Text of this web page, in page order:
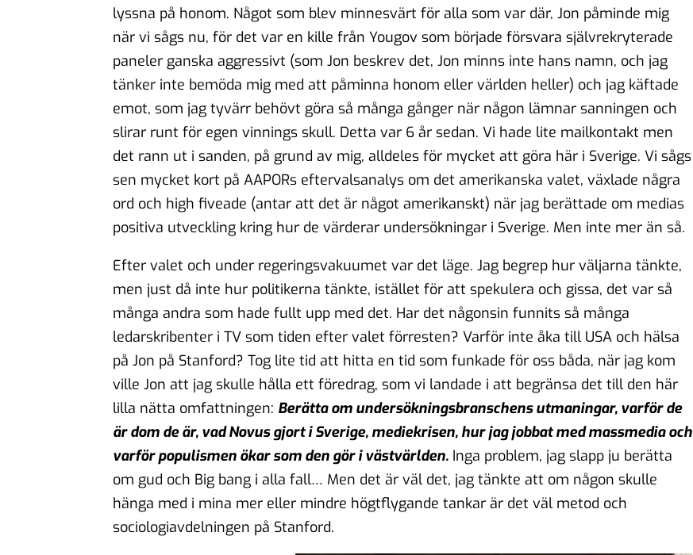
lyssna på honom. Något som blev minnesvärt för alla som var där, Jon påminde mig
när vi sågs nu, för det var en kille från Yougov som började försvara självrekryterade
paneler ganska aggressivt (som Jon beskrev det, Jon minns inte hans namn, och jag
tänker inte bemöda mig med att påminna honom eller världen heller) och jag käftade
emot, som jag tyvärr behövt göra så många gånger när någon lämnar sanningen och
slirar runt för egen vinnings skull. Detta var 6 år sedan. Vi hade lite mailkontakt men
det rann ut i sanden, på grund av mig, alldeles för mycket att göra här i Sverige. Vi sågs
sen mycket kort på AAPORs eftervalsanalys om det amerikanska valet, växlade några
ord och high fiveade (antar att det är något amerikanskt) när jag berättade om medias
positiva utveckling kring hur de värderar undersökningar i Sverige. Men inte mer än så.
Efter valet och under regeringsvakuumet var det läge. Jag begrep hur väljarna tänkte,
men just då inte hur politikerna tänkte, istället för att spekulera och gissa, det var så
många andra som hade fullt upp med det. Har det någonsin funnits så många
ledarskribenter i TV som tiden efter valet förresten? Varför inte åka till USA och hälsa
på Jon på Stanford? Tog lite tid att hitta en tid som funkade för oss båda, när jag kom
ville Jon att jag skulle hålla ett föredrag, som vi landade i att begränsa det till den här
lilla nätta omfattningen: Berätta om undersökningsbranschens utmaningar, varför de
är dom de är, vad Novus gjort i Sverige, mediekrisen, hur jag jobbat med massmedia och
varför populismen ökar som den gör i västvärlden. Inga problem, jag slapp ju berätta
om gud och Big bang i alla fall… Men det är väl det, jag tänkte att om någon skulle
hänga med i mina mer eller mindre högtflygande tankar är det väl metod och
sociologiavdelningen på Stanford.